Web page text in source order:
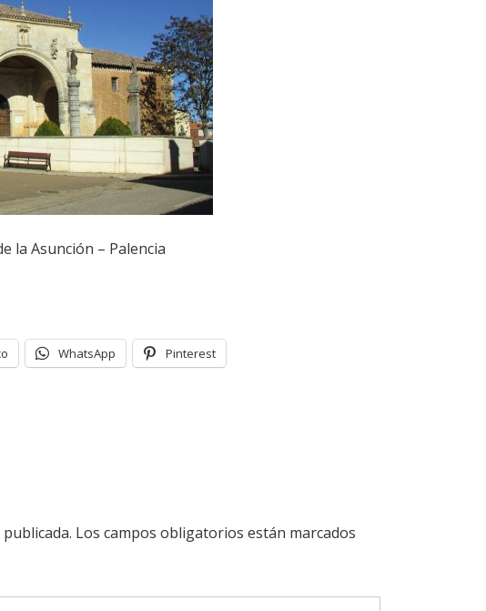
la Asunción – Palencia
WhatsApp Pinterest
Los campos obligatorios están marcados